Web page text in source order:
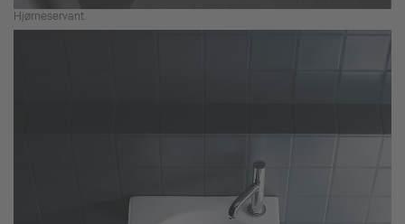
Hjørneservant.